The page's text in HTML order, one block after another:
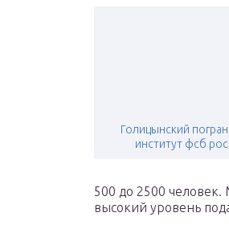
Голицынский
институт фсб
500 до 2500 человек.
высокий уровень